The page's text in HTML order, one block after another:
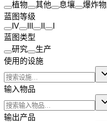
植物
其他 息壤 爆炸物
蓝图等级
IV
蓝图类型
研究
生产
使用的设施
输入物品
输出产品